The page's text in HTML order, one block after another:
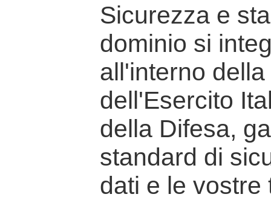
Sicurezza e
dominio si
all'interno
dell'Esercito
della Difesa,
standard di
dati e le vostre